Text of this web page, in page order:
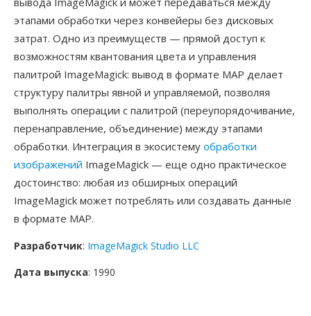
этапами обработки через конвейеры без дисковых
затрат. Одно из преимуществ — прямой доступ к
возможностям квантования цвета и управления
палитрой ImageMagick: вывод в формате MAP делает
структуру палитры явной и управляемой, позволяя
выполнять операции с палитрой (переупорядочивание,
перенаправление, объединение) между этапами
обработки. Интеграция в экосистему обработки
изображений ImageMagick — еще одно практическое
достоинство: любая из обширных операций
ImageMagick может потреблять или создавать данные
в формате MAP.
Разработчик: ImageMagick Studio LLC
Дата выпуска: 1990